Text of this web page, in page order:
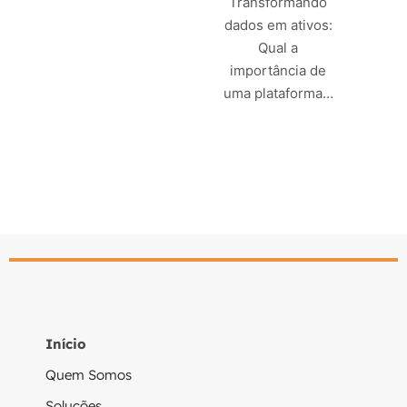
dados em ativos:
Qual a
importância de
uma plataforma…
Início
Quem Somos